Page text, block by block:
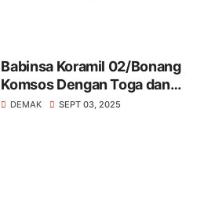
Babinsa Koramil 02/Bonang
Komsos Dengan Toga dan
Tomas Di Wilayah Binaan
DEMAK SEPT 03, 2025